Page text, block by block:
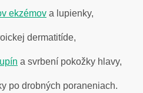
ekzémov a lupienky,
dermatitíde,
lupín a svrbení pokožky hlavy,
po drobných poraneniach.